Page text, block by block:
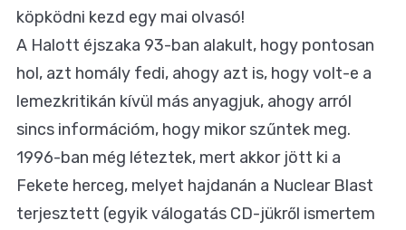
köpködni kezd egy mai olvasó!
A Halott éjszaka 93-ban alakult, hogy pontosan
hol, azt homály fedi, ahogy azt is, hogy volt-e a
lemezkritikán kívül más anyagjuk, ahogy arról
sincs információm, hogy mikor szűntek meg.
1996-ban még léteztek, mert akkor jött ki a
Fekete herceg, melyet hajdanán a Nuclear Blast
terjesztett (egyik válogatás CD-jükről ismertem